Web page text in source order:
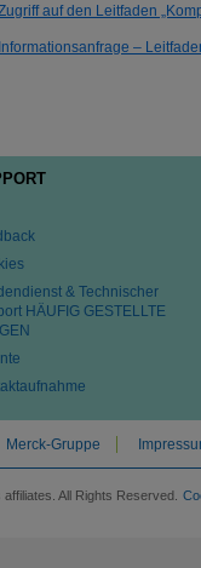
auf den Leitfaden
Informationsanfrage –
& Technischer
HÄUFIG GESTELLTE
Merck-Gruppe
All Rights Reserved.